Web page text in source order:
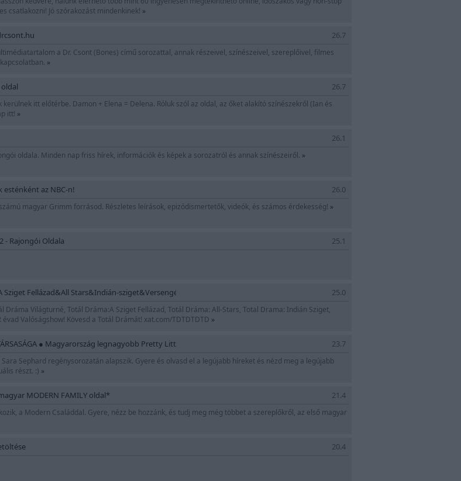
csatlakozni! Jó szórakozást mindenkinek! »
26.7
a Dr. Csont (Bones) című sorozattal, annak részeivel, színészeivel, szereplőivel, filmes
»
26.7
itt előtérbe. Damon + Elena = Delena. Róluk szól az oldal, az őket alakító színészekről (Ian és
itt! »
26.1
oldala. Minden nap friss hírek, információk és képek a sorozatról és annak színészeiről. »
26.0
esténként az NBC-n!
magyar Grimm forrásod. Részletes leírások, epizódismertetők, videók, és számos érdekesség! »
25.1
- Rajongói Oldala
25.0
Fellázad&All Stars&Indián-sziget&Versengés a Föld körül
Dráma Világturné, Totál Dráma:A Sziget Fellázad, Totál Dráma: All-Stars, Total Drama: Indián Sziget,
Valóságshow! Kövesd a Totál Drámát! xat.com/TDTDTDTD »
23.7
● Magyarország legnagyobb Pretty Little Liars rajongói oldala!
Sephard regénysorozatán alapszik. Gyere és olvasd el a legújabb híreket és nézd meg a legújabb
részt. :) »
21.4
MODERN FAMILY oldal*
a Modern Családdal. Gyere, nézz be hozzánk, és tudj meg még többet a szereplőkről, az első magyar
20.4